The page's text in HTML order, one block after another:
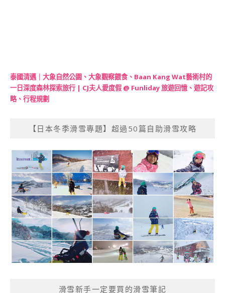
泰國清邁｜大象自然公園、大象觀察餵食、Baan Kang Wat藝術村的
一日深度森林探索旅行 | CJ夫人愛度假 @ Funliday 旅遊回憶、遊記攻
略、行程規劃
【日本冬季滑雪專題】超過50篇自助滑雪攻略
滑雪新手一定要買的滑雪筆記